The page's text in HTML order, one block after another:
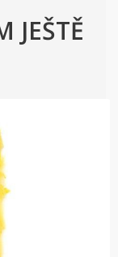
JEŠTĚ